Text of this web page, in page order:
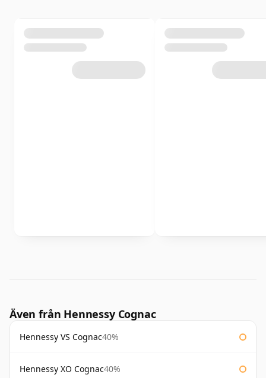
Även från Hennessy Cognac
Hennessy VS Cognac40%
Hennessy XO Cognac40%